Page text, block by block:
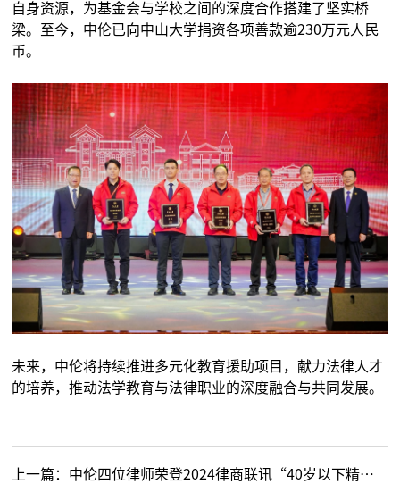
自身资源，为基金会与学校之间的深度合作搭建了坚实桥
梁。至今，中伦已向中山大学捐资各项善款逾230万元人民
币。
未来，中伦将持续推进多元化教育援助项目，献力法律人才
的培养，推动法学教育与法律职业的深度融合与共同发展。
上一篇： 中伦四位律师荣登2024律商联讯“40岁以下精英”大中华区榜单